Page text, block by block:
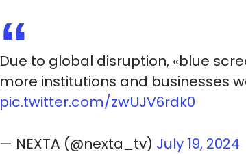
Due to global disruption, «blue
more institutions and businesses
pic.twitter.com/zwUJV6rdk0
— NEXTA (@nexta_tv) July 19, 2024